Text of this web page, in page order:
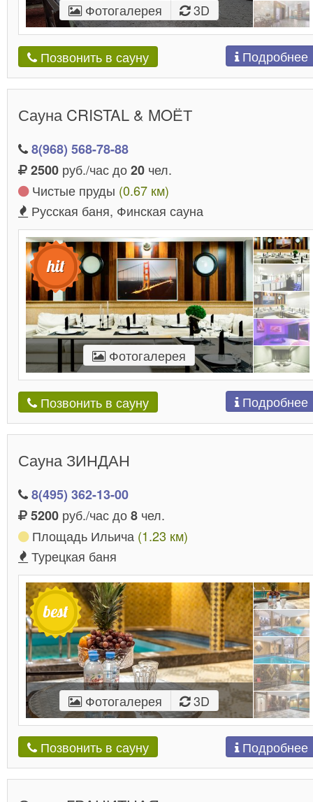
Фотогалерея 3D
Позвонить в сауну Подробнее
Сауна CRISTAL & MOЁТ
8(968) 568-78-88
2500 руб./час до20 чел.
Чистые пруды (0.67 км)
Русская баня, Финская сауна
Фотогалерея
Позвонить в сауну Подробнее
Сауна ЗИНДАН
8(495) 362-13-00
5200 руб./час до8 чел.
Площадь Ильича (1.23 км)
Турецкая баня
Фотогалерея 3D
Позвонить в сауну Подробнее